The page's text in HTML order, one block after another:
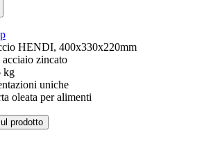
HENDI, 400x330x220mm
zincato
kg
uniche
oleata per alimenti
prodotto